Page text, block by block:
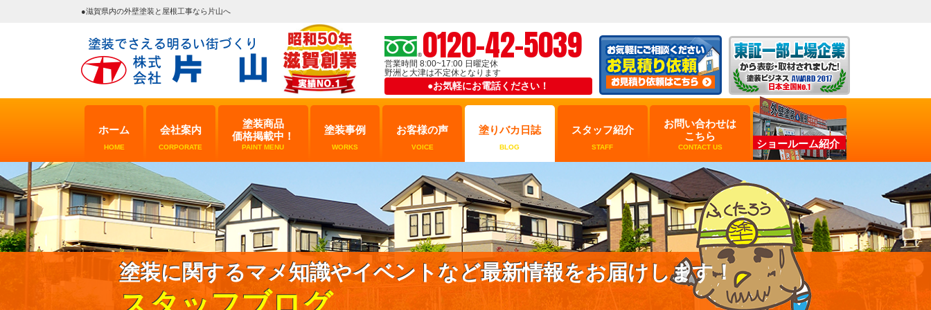
●滋賀県内の外壁塗装と屋根工事なら片山へ
0120-42-5039
営業時間 8:00~17:00 日曜定休
野洲と大津は不定休となります
●お気軽にお電話ください！
ホーム
HOME
会社案内
CORPORATE
塗装商品
価格掲載中！
PAINT MENU
塗装事例
WORKS
お客様の声
VOICE
塗りバカ日誌
BLOG
スタッフ紹介
STAFF
お問い合わせは
こちら
CONTACT US ショールーム紹介
塗装に関するマメ知識やイベントなど最新情報をお届けします！